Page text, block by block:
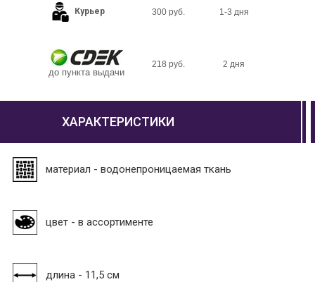
Курьер 300 руб. 1-3 дня
до пункта выдачи
218 руб. 2 дня
ХАРАКТЕРИСТИКИ
материал - водонепроницаемая ткань
цвет - в ассортименте
длина - 11,5 см